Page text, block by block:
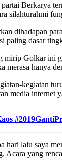
Berkarya
silahturahmi
dihadapan
paling dasar
mirip Golkar ini
merasa hanya
kegiatan
media internet
hari lalu saya
Acara yang